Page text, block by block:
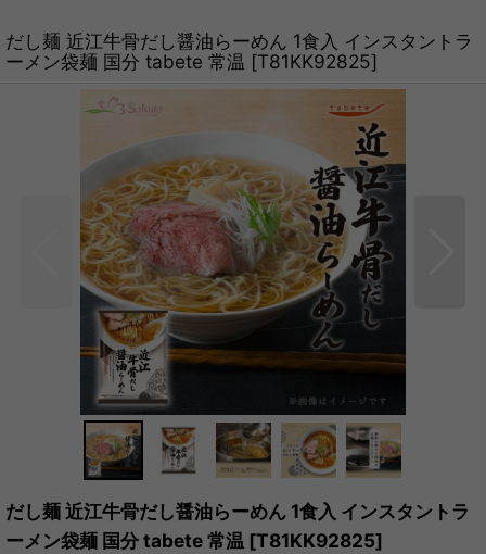
だし麺 近江牛骨だし醤油らーめん 1食入 インスタントラ
ーメン袋麺 国分 tabete 常温 [T81KK92825]
だし麺 近江牛骨だし醤油らーめん 1食入 インスタントラ
ーメン袋麺 国分 tabete 常温 [T81KK92825]